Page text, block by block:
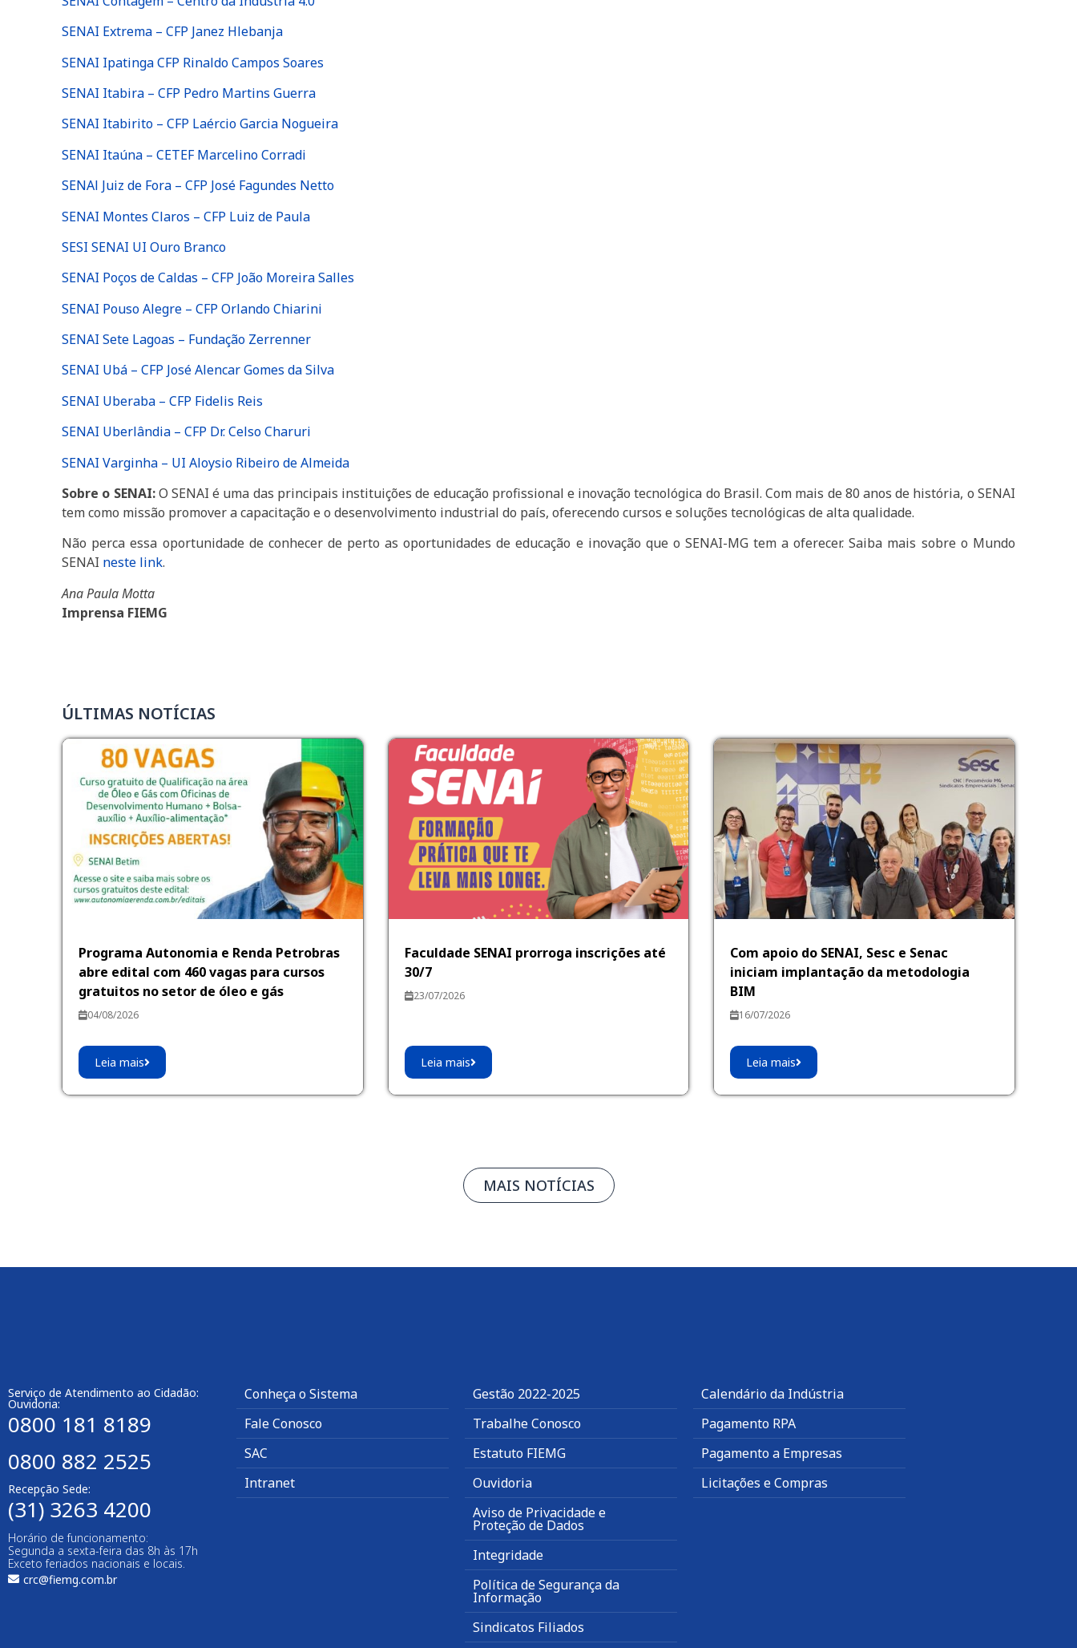
SENAI Extrema – CFP Janez Hlebanja
SENAI Ipatinga CFP Rinaldo Campos Soares
SENAI Itabira – CFP Pedro Martins Guerra
SENAI Itabirito – CFP Laércio Garcia Nogueira
SENAI Itaúna – CETEF Marcelino Corradi
SENAl Juiz de Fora – CFP José Fagundes Netto
SENAI Montes Claros – CFP Luiz de Paula
SESI SENAI UI Ouro Branco
SENAI Poços de Caldas – CFP João Moreira Salles
SENAI Pouso Alegre – CFP Orlando Chiarini
SENAI Sete Lagoas – Fundação Zerrenner
SENAI Ubá – CFP José Alencar Gomes da Silva
SENAI Uberaba – CFP Fidelis Reis
SENAI Uberlândia – CFP Dr. Celso Charuri
SENAI Varginha – UI Aloysio Ribeiro de Almeida
Sobre o SENAI:O SENAI é uma das principais instituições de educação profissional e inovação tecnológica do Brasil. Com mais de 80 anos de história, o SENAI
tem como missão promover a capacitação e o desenvolvimento industrial do país, oferecendo cursos e soluções tecnológicas de alta qualidade.
Não perca essa oportunidade de conhecer de perto as oportunidades de educação e inovação que o SENAI-MG tem a oferecer. Saiba mais sobre o Mundo
SENAI neste link.
Ana Paula Motta
Imprensa FIEMG
ÚLTIMAS NOTÍCIAS
Programa Autonomia e Renda Petrobras
abre edital com 460 vagas para cursos
gratuitos no setor de óleo e gás
04/08/2026
Leia mais
Faculdade SENAI prorroga inscrições até
30/7
23/07/2026
Leia mais
Com apoio do SENAI, Sesc e Senac
iniciam implantação da metodologia
BIM
16/07/2026
Leia mais
MAIS NOTÍCIAS
Serviço de Atendimento ao Cidadão:
Ouvidoria:
0800 181 8189
0800 882 2525
Recepção Sede:
(31) 3263 4200
Horário de funcionamento:
Segunda a sexta-feira das 8h às 17h
Exceto feriados nacionais e locais.
crc@fiemg.com.br
Conheça o Sistema
Fale Conosco
SAC
Intranet
Gestão 2022-2025
Trabalhe Conosco
Estatuto FIEMG
Ouvidoria
Aviso de Privacidade e
Proteção de Dados
Integridade
Política de Segurança da
Informação
Sindicatos Filiados
Calendário da Indústria
Pagamento RPA
Pagamento a Empresas
Licitações e Compras